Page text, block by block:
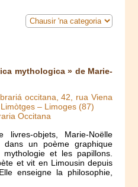
mythologica » de Marie-
occitana, 42, rua Viena
– Limoges (87)
Occitana
objets, Marie-Noëlle
un poème graphique
et les papillons.
et vit en Limousin depuis
enseigne la philosophie,